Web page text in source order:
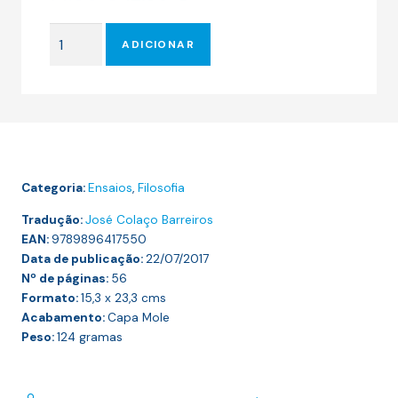
original
era:
14.00 €.
atual
é:
12.60 €.
Da
Diferença
Entre
Migrações
e
Emigrações
ADICIONAR
Categoria:Ensaios, Filosofia
Tradução:José Colaço Barreiros
EAN:9789896417550
Data de publicação:22/07/2017
Nº de páginas: 56
Formato:15,3 x 23,3 cms
Acabamento:Capa Mole
Peso:124 gramas